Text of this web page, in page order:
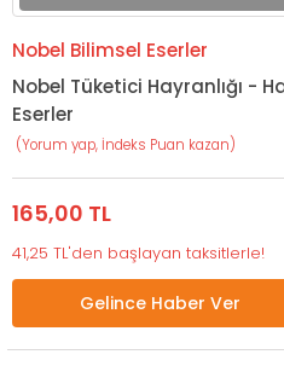
Nobel Bilimsel Eserler
Nobel Tüketici Hayranlığı -
Eserler
(Yorum yap, İndeks Puan kazan)
165,00 TL
41,25 TL'den başlayan taksitlerle!
Gelince Haber Ver